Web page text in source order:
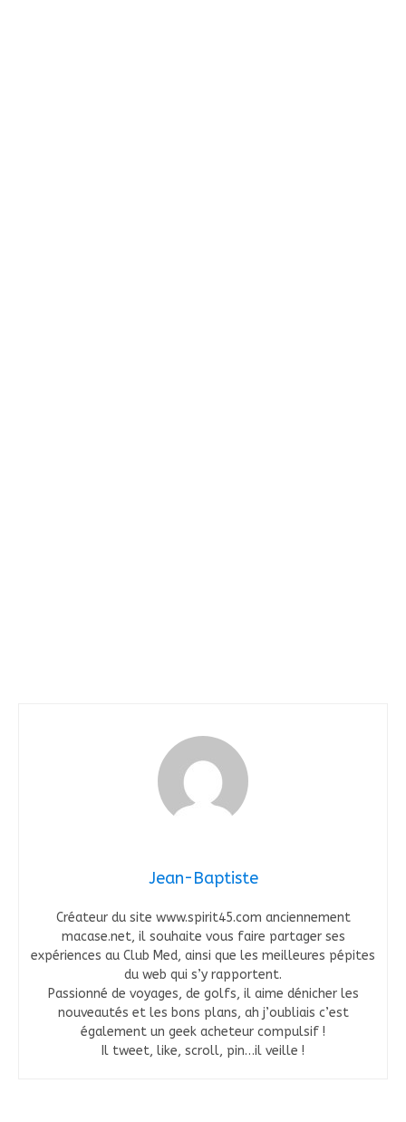
Jean-Baptiste
Créateur du site www.spirit45.com anciennement
macase.net, il souhaite vous faire partager ses
expériences au Club Med, ainsi que les meilleures pépites
du web qui s’y rapportent.
Passionné de voyages, de golfs, il aime dénicher les
nouveautés et les bons plans, ah j’oubliais c’est
également un geek acheteur compulsif !
Il tweet, like, scroll, pin…il veille !